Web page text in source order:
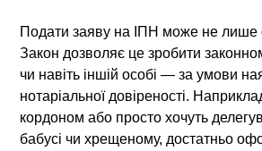
Подати заяву на ІПН може не лише
Закон дозволяє це зробити
чи навіть іншій особі — за умови
нотаріальної довіреності.
кордоном або просто хочуть
бабусі чи хрещеному, достатньо